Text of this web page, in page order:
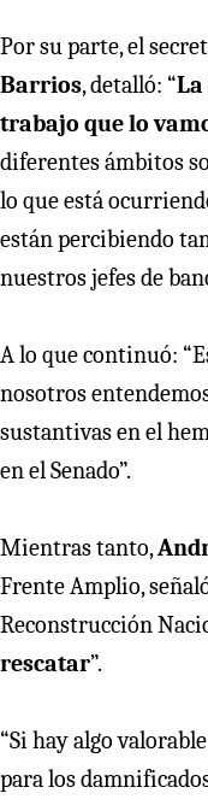
Por su parte, el
Barrios, detalló: “La
trabajo que lo
diferentes ámbitos
lo que está
están percibiendo
nuestros jefes de
A lo que continuó:
nosotros
sustantivas en el
en el Senado”.
Mientras tanto,
Frente Amplio,
Reconstrucción
rescatar”.
“Si hay algo
para los